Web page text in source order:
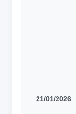
21/01/2026